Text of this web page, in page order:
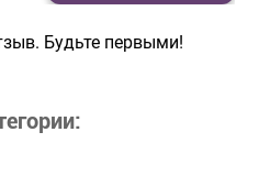
Будьте первыми!